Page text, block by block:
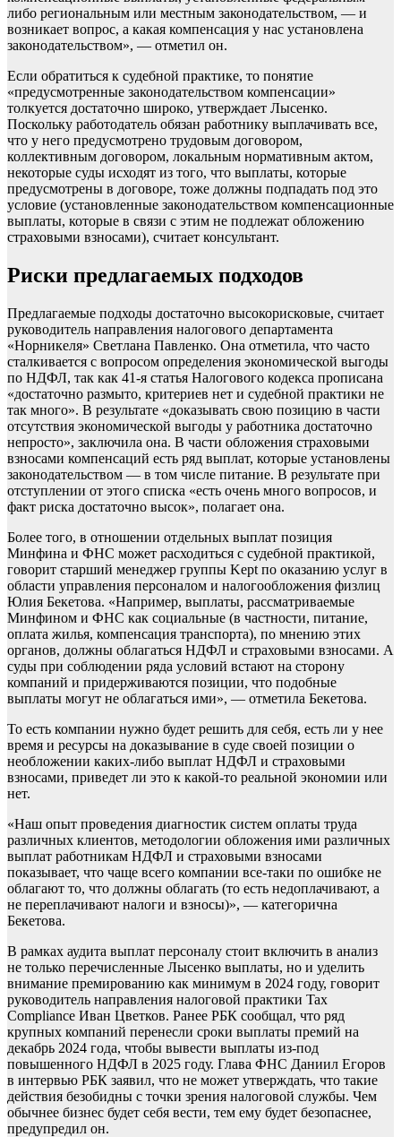
либо региональным или местным законодательством, — и
возникает вопрос, а какая компенсация у нас установлена
законодательством», — отметил он.
Если обратиться к судебной практике, то понятие
«предусмотренные законодательством компенсации»
толкуется достаточно широко, утверждает Лысенко.
Поскольку работодатель обязан работнику выплачивать все,
что у него предусмотрено трудовым договором,
коллективным договором, локальным нормативным актом,
некоторые суды исходят из того, что выплаты, которые
предусмотрены в договоре, тоже должны подпадать под это
условие (установленные законодательством компенсационные
выплаты, которые в связи с этим не подлежат обложению
страховыми взносами), считает консультант.
Риски предлагаемых подходов
Предлагаемые подходы достаточно высокорисковые, считает
руководитель направления налогового департамента
«Норникеля» Светлана Павленко. Она отметила, что часто
сталкивается с вопросом определения экономической выгоды
по НДФЛ, так как 41-я статья Налогового кодекса прописана
«достаточно размыто, критериев нет и судебной практики не
так много». В результате «доказывать свою позицию в части
отсутствия экономической выгоды у работника достаточно
непросто», заключила она. В части обложения страховыми
взносами компенсаций есть ряд выплат, которые установлены
законодательством — в том числе питание. В результате при
отступлении от этого списка «есть очень много вопросов, и
факт риска достаточно высок», полагает она.
Более того, в отношении отдельных выплат позиция
Минфина и ФНС может расходиться с судебной практикой,
говорит старший менеджер группы Kept по оказанию услуг в
области управления персоналом и налогообложения физлиц
Юлия Бекетова. «Например, выплаты, рассматриваемые
Минфином и ФНС как социальные (в частности, питание,
оплата жилья, компенсация транспорта), по мнению этих
органов, должны облагаться НДФЛ и страховыми взносами. А
суды при соблюдении ряда условий встают на сторону
компаний и придерживаются позиции, что подобные
выплаты могут не облагаться ими», — отметила Бекетова.
То есть компании нужно будет решить для себя, есть ли у нее
время и ресурсы на доказывание в суде своей позиции о
необложении каких-либо выплат НДФЛ и страховыми
взносами, приведет ли это к какой-то реальной экономии или
нет.
«Наш опыт проведения диагностик систем оплаты труда
различных клиентов, методологии обложения ими различных
выплат работникам НДФЛ и страховыми взносами
показывает, что чаще всего компании все-таки по ошибке не
облагают то, что должны облагать (то есть недоплачивают, а
не переплачивают налоги и взносы)», — категорична
Бекетова.
В рамках аудита выплат персоналу стоит включить в анализ
не только перечисленные Лысенко выплаты, но и уделить
внимание премированию как минимум в 2024 году, говорит
руководитель направления налоговой практики Tax
Compliance Иван Цветков. Ранее РБК сообщал, что ряд
крупных компаний перенесли сроки выплаты премий на
декабрь 2024 года, чтобы вывести выплаты из-под
повышенного НДФЛ в 2025 году. Глава ФНС Даниил Егоров
в интервью РБК заявил, что не может утверждать, что такие
действия безобидны с точки зрения налоговой службы. Чем
обычнее бизнес будет себя вести, тем ему будет безопаснее,
предупредил он.